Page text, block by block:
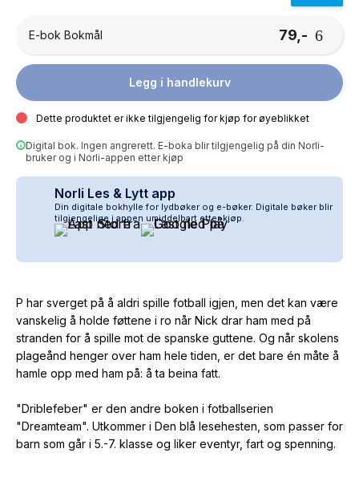
E-bok Bokmål 79,-
Legg i handlekurv
Dette produktet er ikke tilgjengelig for kjøp for øyeblikket
Digital bok. Ingen angrerett. E-boka blir tilgjengelig på din Norli-
bruker og i Norli-appen etter kjøp
Norli Les & Lytt app
Din digitale bokhylle for lydbøker og e-bøker. Digitale bøker blir
tilgjengelige i appen umiddelbart etter kjøp.
P har sverget på å aldri spille fotball igjen, men det kan være
vanskelig å holde føttene i ro når Nick drar ham med på
stranden for å spille mot de spanske guttene. Og når skolens
plageånd henger over ham hele tiden, er det bare én måte å
hamle opp med ham på: å ta beina fatt.
"Driblefeber" er den andre boken i fotballserien
"Dreamteam". Utkommer i Den blå lesehesten, som passer for
barn som går i 5.-7. klasse og liker eventyr, fart og spenning.